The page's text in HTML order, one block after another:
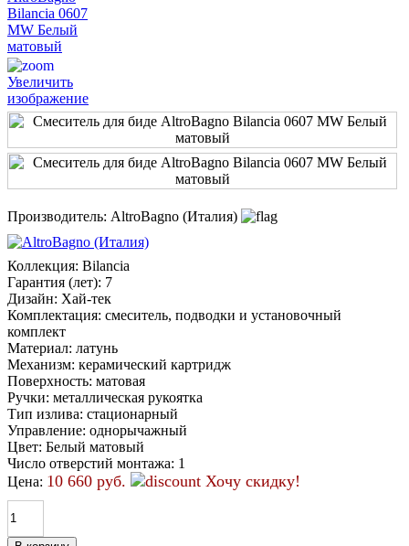
Увеличить
изображение
Производитель: AltroBagno (Италия)
Коллекция: Bilancia
Гарантия (лет): 7
Дизайн: Хай-тек
Комплектация: смеситель, подводки и установочный
комплект
Материал: латунь
Механизм: керамический картридж
Поверхность: матовая
Ручки: металлическая рукоятка
Тип излива: стационарный
Управление: однорычажный
Цвет: Белый матовый
Число отверстий монтажа: 1
Цена: 10 660 руб. Хочу скидку!